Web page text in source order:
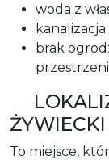
woda z
kanalizacja
brak
ŻYWIECKI
To miejsce,